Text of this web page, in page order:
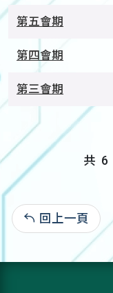
第五會期
第四會期
第三會期
共 6
回上一頁